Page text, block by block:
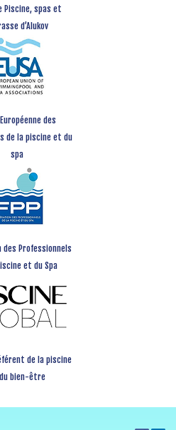
Piscine, spas et
d’Alukov
des
de la piscine et du
spa
des Professionnels
et du Spa
de la piscine
bien-être